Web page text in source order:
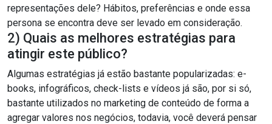
representações dele? Hábitos, preferências e onde essa
persona se encontra deve ser levado em consideração.
2) Quais as melhores estratégias para
atingir este público?
Algumas estratégias já estão bastante popularizadas: e-
books, infográficos, check-lists e vídeos já são, por si só,
bastante utilizados no marketing de conteúdo de forma a
agregar valores nos negócios, todavia, você deverá pensar